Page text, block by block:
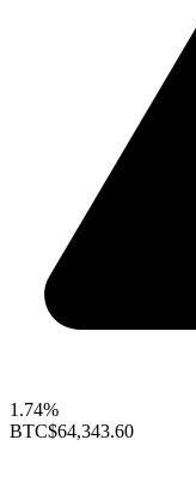
1.74%
BTC$64,343.60